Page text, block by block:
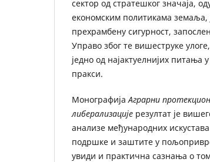
сектор од стратешког значаја,
економским политикама земаља,
прехрамбену сигурност,
Управо због те вишеструке
једно од најактуелнијих питања
пракси.
МонографијаАграрни
либерализације резултат је
анализе међународних
подршке и заштите у
увиди и практична сазнања о